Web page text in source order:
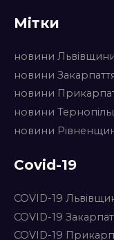
Мітки
новини
новини
новини
новини
новини
Covid-19
COVID-19
COVID-19
COVID-19